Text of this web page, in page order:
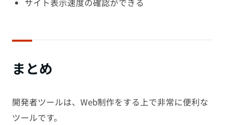
まとめ
開発者ツールは、Web制作をする上で非常に便利な
ツールです。